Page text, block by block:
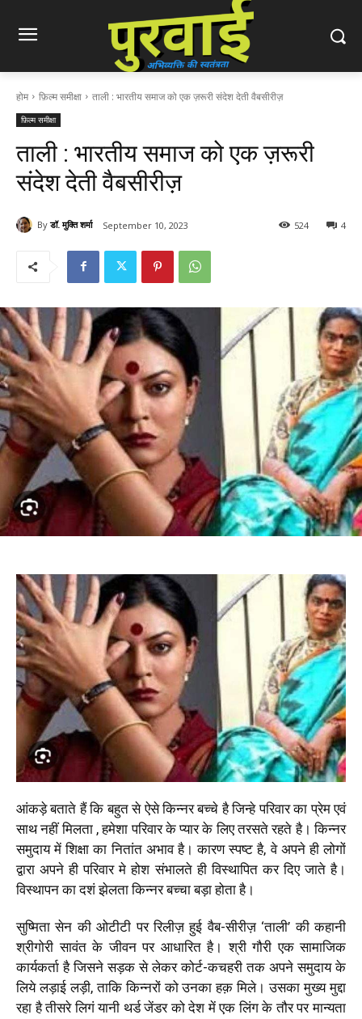
होम फ़िल्म समीक्षा ताली : भारतीय समाज को एक ज़रूरी संदेश देती वैबसीरीज़
फ़िल्म समीक्षा
ताली : भारतीय समाज को एक ज़रूरी
संदेश देती वैबसीरीज़
By डॉ. मुक्ति शर्मा September 10, 2023 4
524
आंकड़े बताते हैं कि बहुत से ऐसे किन्नर बच्चे है जिन्हे परिवार का प्रेम एवं
साथ नहीं मिलता , हमेशा परिवार के प्यार के लिए तरसते रहते है। किन्नर
समुदाय में शिक्षा का नितांत अभाव है। कारण स्पष्ट है, वे अपने ही लोगों
द्वारा अपने ही परिवार मे होश संभालते ही विस्थापित कर दिए जाते है।
विस्थापन का दशं झेलता किन्नर बच्चा बड़ा होता है।
सुष्मिता सेन की ओटीटी पर रिलीज़ हुई वैब-सीरीज़ ‘ताली’ की कहानी
श्रीगोरी सावंत के जीवन पर आधारित है। श्री गौरी एक सामाजिक
कार्यकर्ता है जिसने सड़क से लेकर कोर्ट-कचहरी तक अपने समुदाय के
लिये लड़ाई लड़ी, ताकि किन्नरों को उनका हक़ मिले। उसका मुख्य मुद्दा
रहा है तीसरे लिगं यानी थर्ड जेंडर को देश में एक लिंग के तौर पर मान्यता